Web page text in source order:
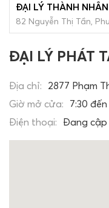
ĐẠI LÝ THÀNH NHÂN
82 Nguyễn Thị Tần,
ĐẠI LÝ PHÁT
Địa chỉ: 2877 Phạm
Giờ mở cửa: 7:30 đến
Điện thoại: Đang